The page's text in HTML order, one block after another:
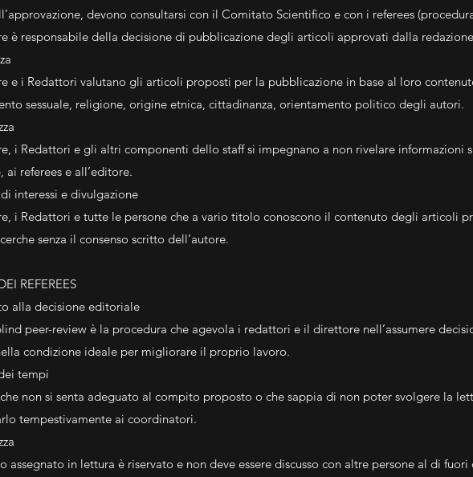
devono consultarsi con il Comitato Scientifico e con i referees
è responsabile della decisione di pubblicazione degli articoli approvati dalla
e i Redattori valutano gli articoli proposti per la pubblicazione in base al loro
sessuale, religione, origine etnica, cittadinanza, orientamento politico degli autori.
i Redattori e gli altri componenti dello staff si impegnano a non rivelare
ai referees e all’editore.
interessi e divulgazione
i Redattori e tutte le persone che a vario titolo conoscono il contenuto degli articoli
senza il consenso scritto dell’autore.
REFEREES
alla decisione editoriale
peer-review è la procedura che agevola i redattori e il direttore nell’assumere
condizione ideale per migliorare il proprio lavoro.
tempi
non si senta adeguato al compito proposto o che sappia di non poter svolgere la
tempestivamente ai coordinatori.
assegnato in lettura è riservato e non deve essere discusso con altre persone al di